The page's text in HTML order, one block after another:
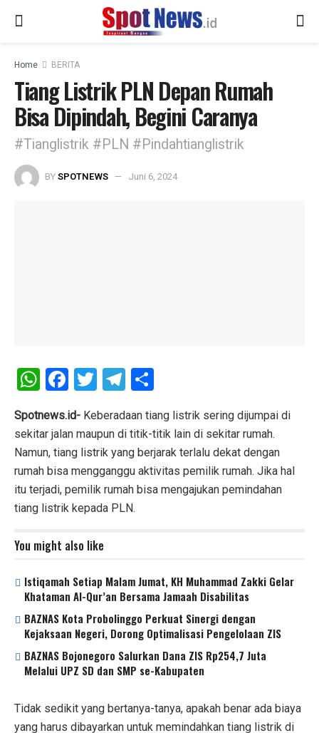
Home BERITA
Tiang Listrik PLN Depan Rumah
Bisa Dipindah, Begini Caranya
#Tianglistrik #PLN #Pindahtianglistrik
BYSPOTNEWS Juni 6, 2024
W
h
at
s
A
p
p
F
a
ce
b
o
o
k
T
wi
tt
er
T
el
e
gr
a
m
ar
e
Spotnews.id- Keberadaan tiang listrik sering dijumpai di
sekitar jalan maupun di titik-titik lain di sekitar rumah.
Namun, tiang listrik yang berjarak terlalu dekat dengan
rumah bisa mengganggu aktivitas pemilik rumah. Jika hal
itu terjadi, pemilik rumah bisa mengajukan pemindahan
tiang listrik kepada PLN.
You might also like
Istiqamah Setiap Malam Jumat, KH Muhammad Zakki Gelar
Khataman Al-Qur’an Bersama Jamaah Disabilitas
BAZNAS Kota Probolinggo Perkuat Sinergi dengan
Kejaksaan Negeri, Dorong Optimalisasi Pengelolaan ZIS
BAZNAS Bojonegoro Salurkan Dana ZIS Rp254,7 Juta
Melalui UPZ SD dan SMP se-Kabupaten
Tidak sedikit yang bertanya-tanya, apakah benar ada biaya
yang harus dibayarkan untuk memindahkan tiang listrik di